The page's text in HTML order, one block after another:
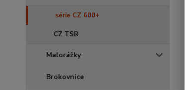
série CZ 600+
CZ TSR
Malorážky
Brokovnice